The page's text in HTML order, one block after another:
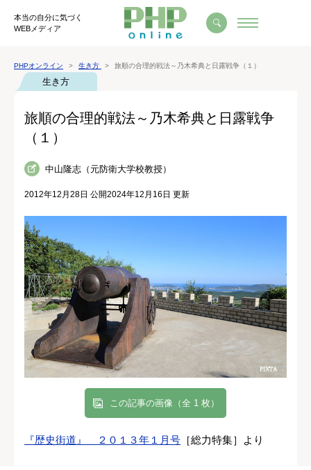
本当の自分に気づく
WEBメディア
PHPオンライン 生き方 旅順の合理的戦法～乃木希典と日露戦争（１）
生き方
旅順の合理的戦法～乃木希典と日露戦争
（１）
中山隆志（元防衛大学校教授）
2012年12月28日 公開2024年12月16日 更新
この記事の画像（全 1 枚）
『歴史街道』 ２０１３年１月号 ［総力特集］より